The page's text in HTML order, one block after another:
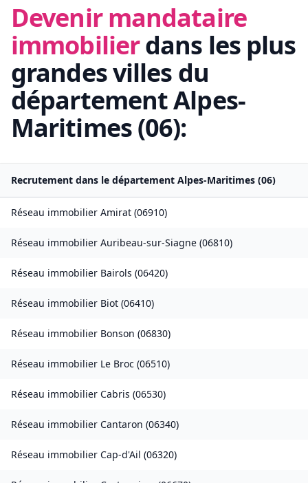
Devenir mandataire
immobilierdans les plus
grandes villes du
départementAlpes-
Maritimes(06):
Recrutement dans le département Alpes-Maritimes (06)
Réseau immobilier Amirat (06910)
Réseau immobilier Auribeau-sur-Siagne (06810)
Réseau immobilier Bairols (06420)
Réseau immobilier Biot (06410)
Réseau immobilier Bonson (06830)
Réseau immobilier Le Broc (06510)
Réseau immobilier Cabris (06530)
Réseau immobilier Cantaron (06340)
Réseau immobilier Cap-d'Ail (06320)